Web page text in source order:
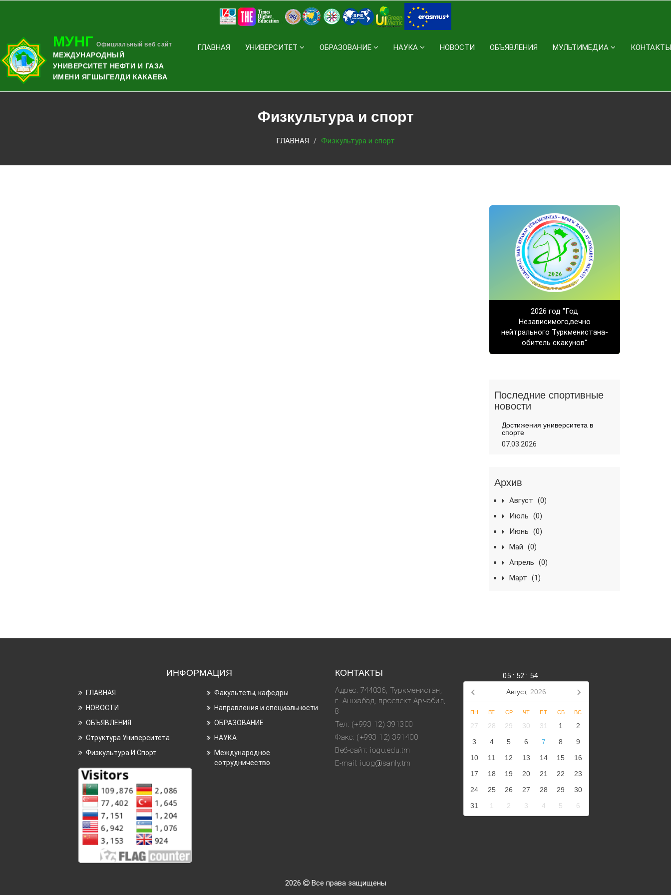
МУНГ Официальный веб сайт
МЕЖДУНАРОДНЫЙ
УНИВЕРСИТЕТ НЕФТИ И ГАЗА
ИМЕНИ ЯГШЫГЕЛДИ КАКАЕВА
ГЛАВНАЯ УНИВЕРСИТЕТ ОБРАЗОВАНИЕ НАУКА НОВОСТИ ОБЪЯВЛЕНИЯ МУЛЬТИМЕДИА КОНТАКТЫ
Физкультура и спорт
ГЛАВНАЯ Физкультура и спорт
2026 год "Год
Независимого,вечно
нейтрального Туркменистана-
обитель скакунов"
Последние спортивные
новости
Достижения университета в
спорте
07.03.2026
Архив
Август (0)
Июль (0)
Июнь (0)
Май (0)
Апрель (0)
Март (1)
ИНФОРМАЦИЯ
ГЛАВНАЯ
НОВОСТИ
ОБЪЯВЛЕНИЯ
Структура Университета
Физкультура И Спорт
Факультеты, кафедры
Направления и специальности
ОБРАЗОВАНИЕ
НАУКА
Международное
сотрудничество
КОНТАКТЫ
Адрес: 744036, Туркменистан,
г. Ашхабад, проспект Арчабил,
8
Тел: (+993 12) 391300
Факс: (+993 12) 391400
Веб-сайт: iogu.edu.tm
E-mail: iuog@sanly.tm
05: 52 : 54
Август, 2026
ПН ВТ СР ЧТ ПТ СБ ВС
27 28 29 30 31 1
2
3
4 5 6 7 8
9
10
11 12 13 14 15
16
17
18 19 20 21 22
23
24
25 26 27 28 29
30
31
1 2 3 4 5 6
2026 Все права защищены